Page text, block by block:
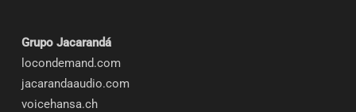
Grupo Jacarandá
locondemand.com
jacarandaaudio.com
voicehansa.ch